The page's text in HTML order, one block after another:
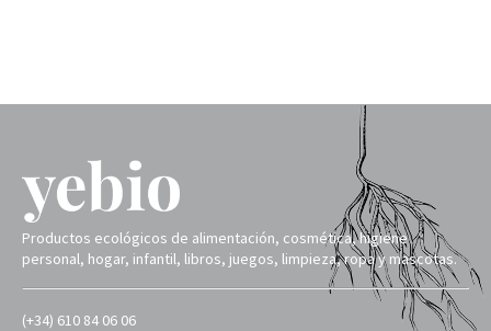
Productos ecológicos de alimentación, cosmética, higiene
personal, hogar, infantil, libros, juegos, limpieza, ropa y mascotas.
(+34) 610 84 06 06